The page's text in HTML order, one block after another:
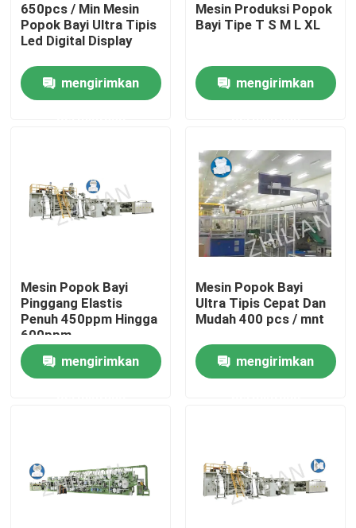
Rumah
Produk
Mesin Popok Bayi
Tarik Mesin Popok
Mesin Pembuat Pembalut Wanita
650pcs / Min Mesin
Popok Bayi Ultra Tipis
Led Digital Display
mengirimkan
Mesin Produksi Popok
Bayi Tipe T S M L XL
mengirimkan
Mesin Popok Bayi
Pinggang Elastis
Penuh 450ppm Hingga
600ppm
mengirimkan
Mesin Popok Bayi
Ultra Tipis Cepat Dan
Mudah 400 pcs / mnt
mengirimkan